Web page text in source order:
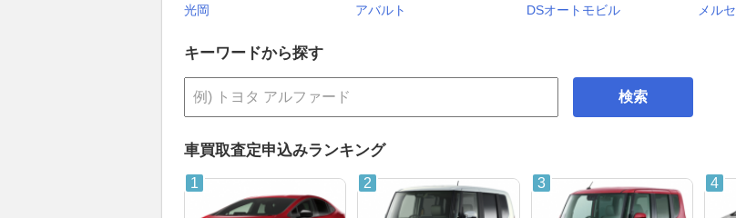
光岡
アバルト DSオートモビル メル
キーワードから探す
検索
車買取査定申込みランキング